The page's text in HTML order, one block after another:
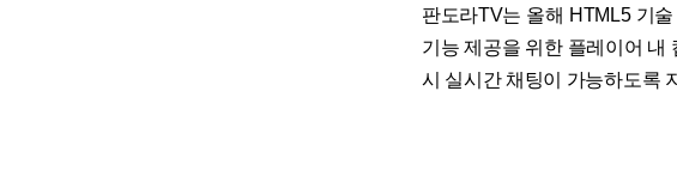
판도라TV는 올해 HTML5 기
기능 제공을 위한 플레이어 내
시 실시간 채팅이 가능하도록